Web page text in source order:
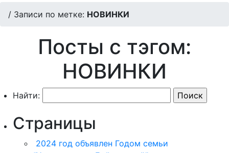
/ Записи по метке: НОВИНКИ
Посты с тэгом:
НОВИНКИ
Найти:
Страницы
2024 год объявлен Годом семьи